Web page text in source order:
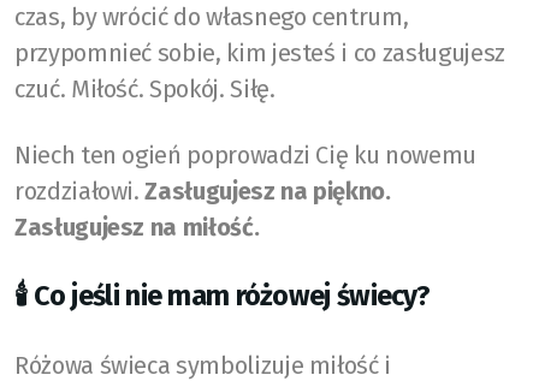
czas, by wrócić do własnego centrum,
przypomnieć sobie, kim jesteś i co zasługujesz
czuć. Miłość. Spokój. Siłę.
Niech ten ogień poprowadzi Cię ku nowemu
rozdziałowi.Zasługujesz na piękno.
Zasługujesz na miłość.
🕯️ Co jeśli nie mam różowej świecy?
Różowa świeca symbolizuje miłość i